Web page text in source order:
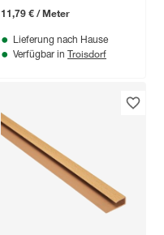
11,79 € / Meter
Lieferung nach Hause
Verfügbar in Troisdorf